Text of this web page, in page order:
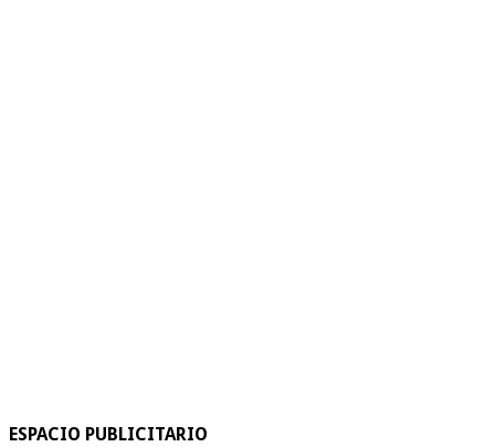
ESPACIO PUBLICITARIO